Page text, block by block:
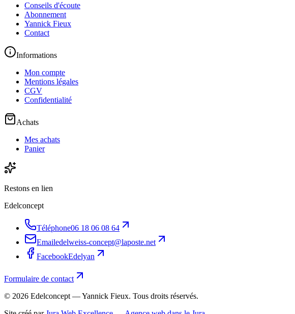
Conseils d'écoute
Abonnement
Yannick Fieux
Contact
Informations
Mon compte
Mentions légales
CGV
Confidentialité
Achats
Mes achats
Panier
Restons en lien
Edelconcept
Téléphone06 18 06 08 64
Emailedelweiss-concept@laposte.net
FacebookEdelyan
Formulaire de contact
© 2026 Edelconcept — Yannick Fieux. Tous droits réservés.